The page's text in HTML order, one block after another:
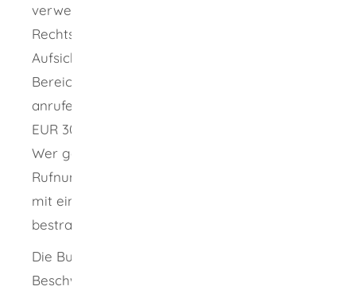
verwertbaren Hinweisen nach. Stellt sie einen
Rechtsverstoß fest, kann sie als staatliche
Aufsichts- und Regulierungsbehörde für den
Bereich der Telekommunikation gegen das
anrufende Unternehmen ein Bußgeld bis zu
EUR 300.000 verhängen.
Wer gegen das Verbot der
Rufnummernunterdrückung verstößt, kann
mit einem Bußgeld von bis zu EUR 100.000
bestraft werden.
Die Bundesnetzagentur kann Sie als
Beschwerdeführerin oder Beschwerdeführer